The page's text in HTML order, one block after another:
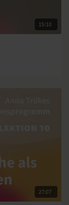
15:10
27:07